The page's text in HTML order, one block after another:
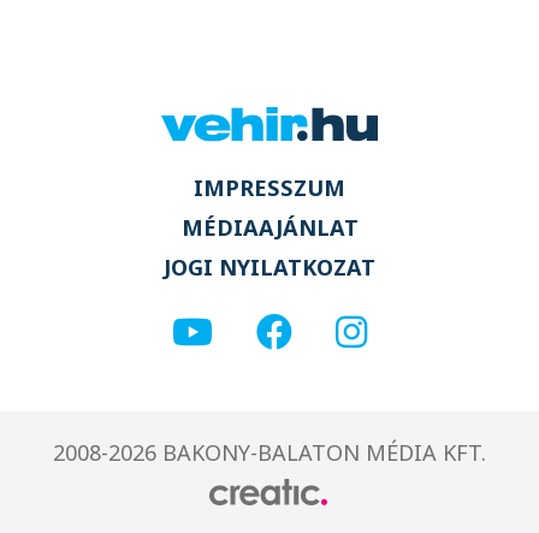
IMPRESSZUM
MÉDIAAJÁNLAT
JOGI NYILATKOZAT
2008-2026 BAKONY-BALATON MÉDIA KFT.